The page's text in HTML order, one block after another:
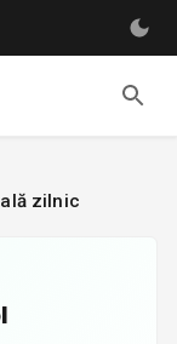
zilnic